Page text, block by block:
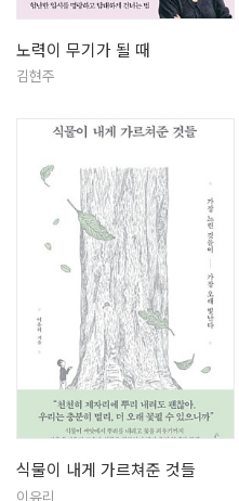
노력이 무기가 될 때
김현주
식물이 내게 가르쳐준 것들
이유리